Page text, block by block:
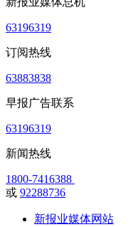
63196319
订阅热线
63883838
早报广告联系
63196319
新闻热线
1800-7416388
或 92288736
新报业媒体网站